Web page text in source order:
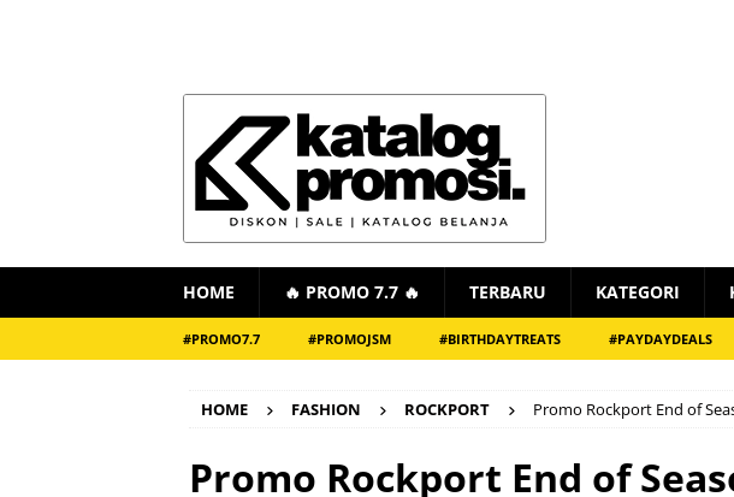
HOME 🔥 PROMO 7.7 🔥 TERBARU KATEGORI
#PROMO7.7 #PROMOJSM #BIRTHDAYTREATS #PAYDAYDEALS
HOME FASHION ROCKPORT Promo Rockport End of
Promo Rockport End of